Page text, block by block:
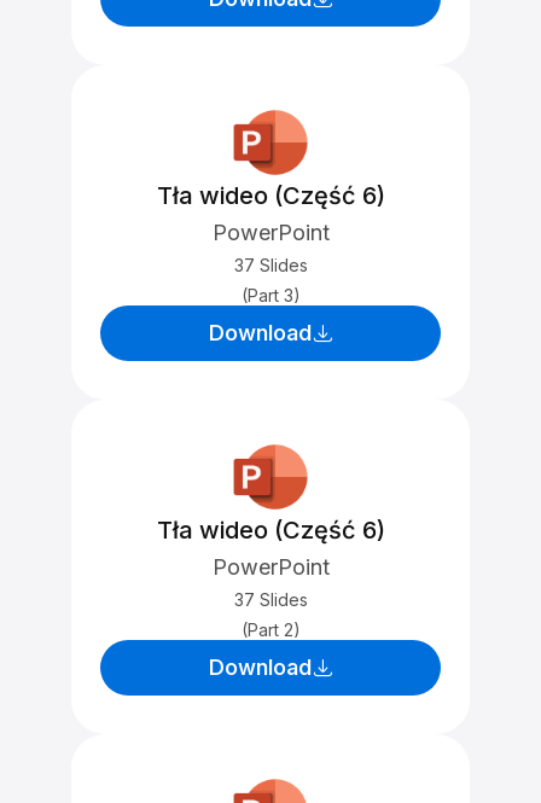
Tła wideo (Część 6)
PowerPoint
37 Slides
(Part 3)
Download
Tła wideo (Część 6)
PowerPoint
37 Slides
(Part 2)
Download